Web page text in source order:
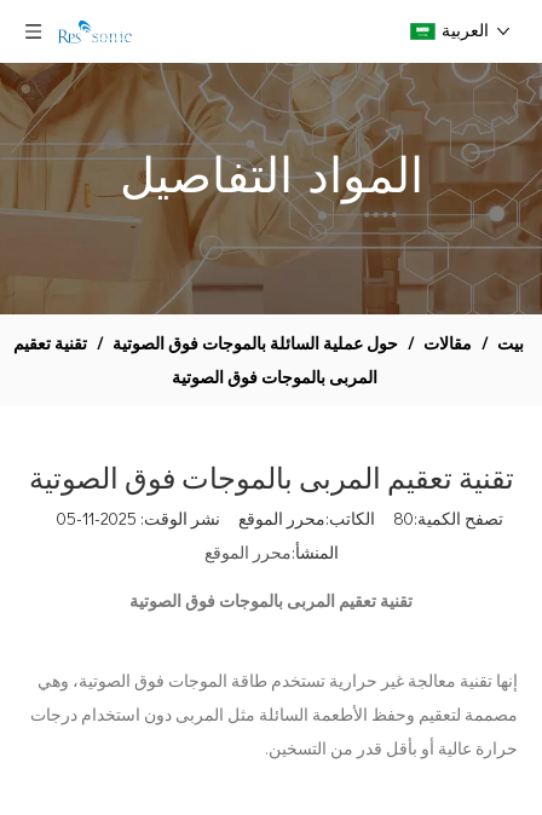
العربية
المواد التفاصيل
بيت / مقالات / حول عملية السائلة بالموجات فوق الصوتية / تقنية تعقيم
المربى بالموجات فوق الصوتية
تقنية تعقيم المربى بالموجات فوق الصوتية
تصفح الكمية:80
المنشأ:محرر الموقع
تقنية تعقيم المربى بالموجات فوق الصوتية
إنها تقنية معالجة غير حرارية تستخدم طاقة الموجات فوق الصوتية، وهي
مصممة لتعقيم وحفظ الأطعمة السائلة مثل المربى دون استخدام درجات
حرارة عالية أو بأقل قدر من التسخين.